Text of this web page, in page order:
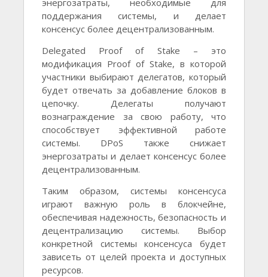
энергозатраты, необходимые для
поддержания системы, и делает
консенсус более децентрализованным.
Delegated Proof of Stake – это
модификация Proof of Stake, в которой
участники выбирают делегатов, который
будет отвечать за добавление блоков в
цепочку. Делегаты получают
вознаграждение за свою работу, что
способствует эффективной работе
системы. DPoS также снижает
энергозатраты и делает консенсус более
децентрализованным.
Таким образом, системы консенсуса
играют важную роль в блокчейне,
обеспечивая надежность, безопасность и
децентрализацию системы. Выбор
конкретной системы консенсуса будет
зависеть от целей проекта и доступных
ресурсов.